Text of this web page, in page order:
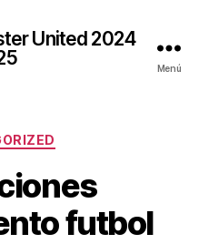
United 2024
Menú
futbol